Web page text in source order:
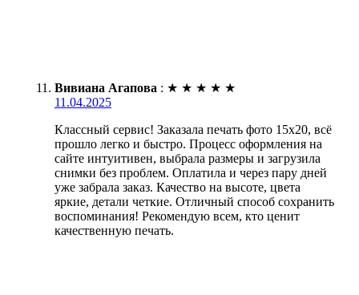
Вивиана Агапова : ★ ★ ★ ★ ★
11.04.2025
Классный сервис! Заказала печать фото 15х20, всё
прошло легко и быстро. Процесс оформления на
сайте интуитивен, выбрала размеры и загрузила
снимки без проблем. Оплатила и через пару дней
уже забрала заказ. Качество на высоте, цвета
яркие, детали четкие. Отличный способ сохранить
воспоминания! Рекомендую всем, кто ценит
качественную печать.